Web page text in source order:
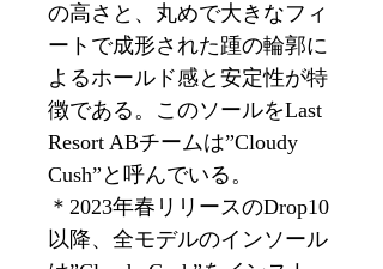
の高さと、丸めで大きなフィ
ートで成形された踵の輪郭に
よるホールド感と安定性が特
徴である。このソールをLast
Resort ABチームは”Cloudy
Cush”と呼んでいる。
＊2023年春リリースのDrop10
以降、全モデルのインソール